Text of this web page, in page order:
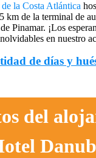
la Costa Atlántica
km de la terminal de
Pinamar. ¡Los
en nuestro
de días y
del